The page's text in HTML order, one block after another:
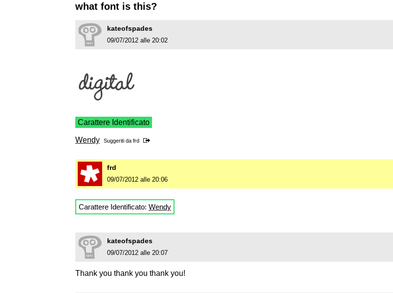
what font is this?
kateofspades
09/07/2012 alle 20:02
Carattere Identificato
Wendy Suggeriti da frd
frd
09/07/2012 alle 20:06
Carattere Identificato: Wendy
kateofspades
09/07/2012 alle 20:07
Thank you thank you thank you!